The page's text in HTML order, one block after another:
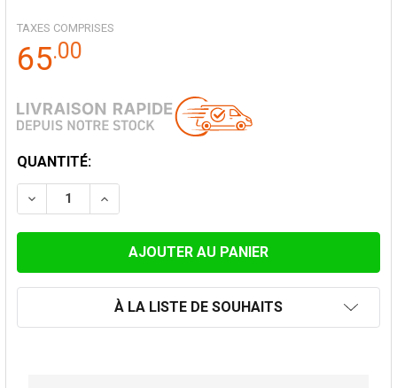
TAXES COMPRISES
65.00
STOCK
ACTUEL:
QUANTITÉ:
DIMINUER LA QUANTITÉ DE TÉ À 90 ° 150MM
AUGMENTER LA QUANTITÉ DE TÉ À 90 °
À LA LISTE DE SOUHAITS